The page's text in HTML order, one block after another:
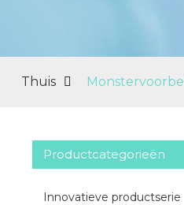
Thuis
Productcategorieën
Innovatieve productserie